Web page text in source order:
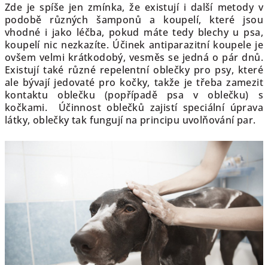
Zde je spíše jen zmínka, že existují i další metody v
podobě různých šamponů a koupelí, které jsou
vhodné i jako léčba, pokud máte tedy blechy u psa,
koupelí nic nezkazíte. Účinek antiparazitní koupele je
ovšem velmi krátkodobý, vesměs se jedná o pár dnů.
Existují také různé repelentní oblečky pro psy, které
ale bývají jedovaté pro kočky, takže je třeba zamezit
kontaktu oblečku (popřípadě psa v oblečku) s
kočkami. Účinnost oblečků zajistí speciální úprava
látky, oblečky tak fungují na principu uvolňování par.